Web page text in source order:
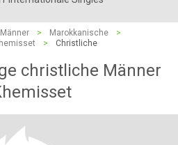
Männer > Marokkanische
>
> Christliche
christliche Männer